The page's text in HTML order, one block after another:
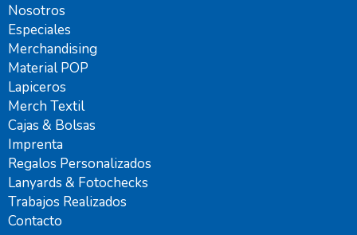
Nosotros
Especiales
Merchandising
Material POP
Lapiceros
Merch Textil
Cajas & Bolsas
Imprenta
Regalos Personalizados
Lanyards & Fotochecks
Trabajos Realizados
Contacto